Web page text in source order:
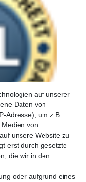
auf unserer
Daten von
Adresse), um z.B.
von
unsere Website zu
erst durch gesetzte
die wir in den
oder aufgrund eines